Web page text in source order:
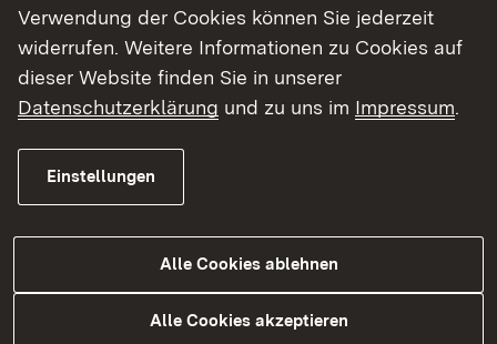
Berufliche Anerkennung von schulisch
erworbenen Berufsausbildungen im
Mehr
Verwendung der Cookies können Sie jederzeit
widerrufen. Weitere Informationen zu Cookies auf
dieser Website finden Sie in unserer
Datenschutzerklärung und zu uns im Impressum.
Einstellungen
Alle Cookies ablehnen
Alle Cookies akzeptieren